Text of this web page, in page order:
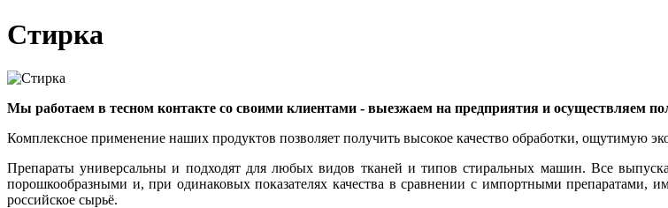
Стирка
Мы работаем в тесном контакте со своими клиентами - выезжаем на предприятия и осуществляем
Комплексное применение наших продуктов позволяет получить высокое качество обработки, ощутимую
Препараты универсальны и подходят для любых видов тканей и типов стиральных машин. Все
порошкообразными и, при одинаковых показателях качества в сравнении с импортными препаратами,
российское сырьё.